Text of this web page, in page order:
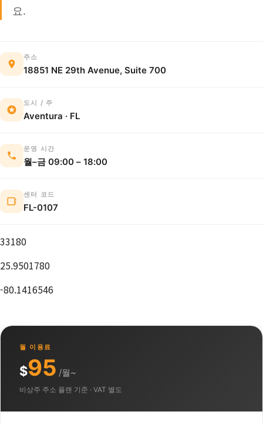
요.
주소
18851 NE 29th Avenue, Suite 700
도시 / 주
Aventura · FL
운영 시간
월–금 09:00 – 18:00
센터 코드
FL-0107
33180
25.9501780
-80.1416546
월 이용료
$95 /월~
비상주 주소 플랜 기준 · VAT 별도